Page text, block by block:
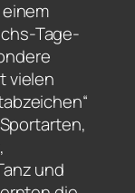
Tage-
vielen
und